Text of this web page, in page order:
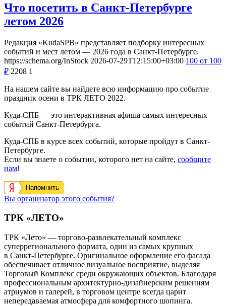
Что посетить в Санкт-Петербурге
летом 2026
Редакция «KudaSPB» представляет подборку интересных
событий и мест летом — 2026 года в Санкт-Петербурге.
https://schema.org/InStock 2026-07-29T12:15:00+03:00 100 от 100
₽ 2208 1
На нашем сайте вы найдете всю информацию про событие
праздник осени в ТРК ЛЕТО 2022.
Куда-СПБ — это интерактивная афиша самых интересных
событий Санкт-Петербурга.
Куда-СПБ в курсе всех событий, которые пройдут в Санкт-
Петербурге.
Если вы знаете о событии, которого нет на сайте, сообщите
нам!
Напомнить
Вы организатор этого события?
ТРК «ЛЕТО»
ТРК «Лето» — торгово-развлекательный комплекс
суперрегионального формата, один из самых крупных
в Санкт-Петербурге. Оригинальное оформление его фасада
обеспечивает отличное визуальное восприятие, выделяя
Торговый Комплекс среди окружающих объектов. Благодаря
профессиональным архитектурно-дизайнерским решениям
атриумов и галерей, в торговом центре всегда царит
непередаваемая атмосфера для комфортного шопинга.